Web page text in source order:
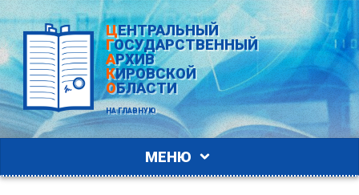
ЦЕНТРАЛЬНЫЙ
ГОСУДАРСТВЕННЫЙ
АРХИВ
КИРОВСКОЙ
ОБЛАСТИ
НА ГЛАВНУЮ
МЕНЮ